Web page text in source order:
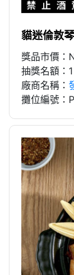
貓迷倫敦
獎品市價：
抽獎名額：1
廠商名稱：
攤位編號：